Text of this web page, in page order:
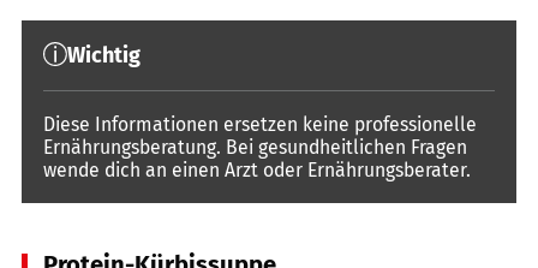
Wichtig
Diese Informationen ersetzen keine professionelle
Ernährungsberatung. Bei gesundheitlichen Fragen
wende dich an einen Arzt oder Ernährungsberater.